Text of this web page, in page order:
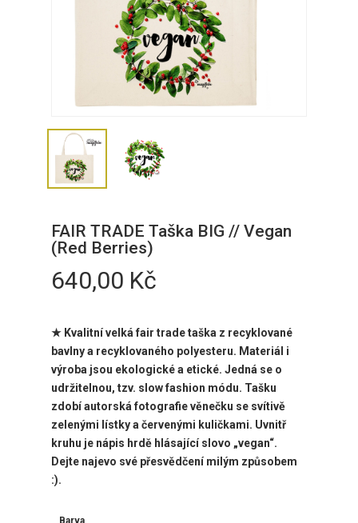
FAIR TRADE Taška BIG // Vegan
(Red Berries)
640,00 Kč
★ Kvalitní velká fair trade taška z recyklované
bavlny a recyklovaného polyesteru. Materiál i
výroba jsou ekologické a etické. Jedná se o
udržitelnou, tzv. slow fashion módu. Tašku
zdobíautorská fotografie věnečku se svítivě
zelenými lístky a červenými kuličkami. Uvnitř
kruhu je nápis hrdě hlásající slovo „vegan“.
Dejte najevo své přesvědčení milým způsobem
:).
Barva